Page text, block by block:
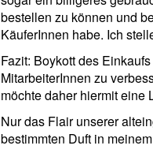
bestellen zu können und
KäuferInnen habe. Ich
Fazit: Boykott des
MitarbeiterInnen zu
möchte daher hiermit eine
Nur das Flair unserer
bestimmten Duft in